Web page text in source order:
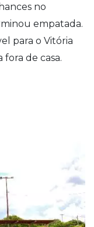
no
empatada.
para o Vitória
de casa.